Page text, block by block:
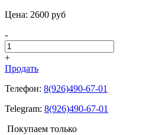
Цена: 2600 pуб
-
+
Продать
Телефон: 8(926)490-67-01
Telegram: 8(926)490-67-01
Покупаем только